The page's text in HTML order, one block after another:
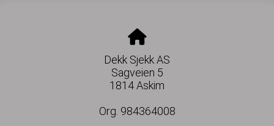
Dekk Sjekk AS
Sagveien 5
1814 Askim
Org. 984364008